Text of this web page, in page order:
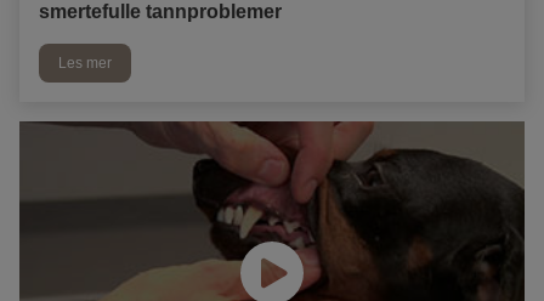
smertefulle tannproblemer
Les mer